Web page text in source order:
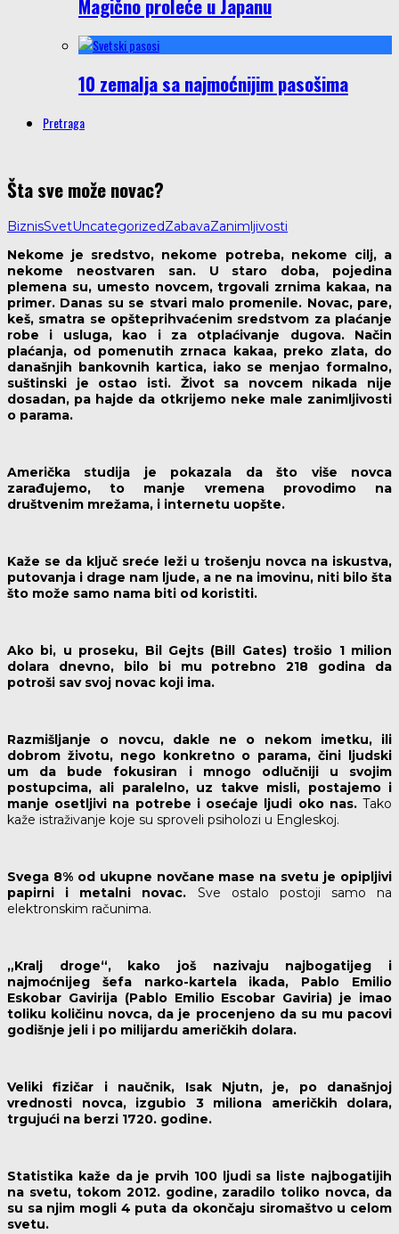
Magično proleće u Japanu
10 zemalja sa najmoćnijim pasošima
Pretraga
Šta sve može novac?
BiznisSvetUncategorizedZabavaZanimljivosti
Nekome je sredstvo, nekome potreba, nekome cilj, a
nekome neostvaren san. U staro doba, pojedina
plemena su, umesto novcem, trgovali zrnima kakaa, na
primer. Danas su se stvari malo promenile. Novac, pare,
keš, smatra se opšteprihvaćenim sredstvom za plaćanje
robe i usluga, kao i za otplaćivanje dugova. Način
plaćanja, od pomenutih zrnaca kakaa, preko zlata, do
današnjih bankovnih kartica, iako se menjao formalno,
suštinski je ostao isti. Život sa novcem nikada nije
dosadan, pa hajde da otkrijemo neke male zanimljivosti
o parama.
Američka studija je pokazala da što više novca
zarađujemo, to manje vremena provodimo na
društvenim mrežama, i internetu uopšte.
Kaže se da ključ sreće leži u trošenju novca na iskustva,
putovanja i drage nam ljude, a ne na imovinu, niti bilo šta
što može samo nama biti od koristiti.
Ako bi, u proseku, Bil Gejts (Bill Gates) trošio 1 milion
dolara dnevno, bilo bi mu potrebno 218 godina da
potroši sav svoj novac koji ima.
Razmišljanje o novcu, dakle ne o nekom imetku, ili
dobrom životu, nego konkretno o parama, čini ljudski
um da bude fokusiran i mnogo odlučniji u svojim
postupcima, ali paralelno, uz takve misli, postajemo i
manje osetljivi na potrebe i osećaje ljudi oko nas. Tako
kaže istraživanje koje su sproveli psiholozi u Engleskoj.
Svega 8% od ukupne novčane mase na svetu je opipljivi
papirni i metalni novac. Sve ostalo postoji samo na
elektronskim računima.
„Kralj droge“, kako još nazivaju najbogatijeg i
najmoćnijeg šefa narko-kartela ikada, Pablo Emilio
Eskobar Gavirija (Pablo Emilio Escobar Gaviria) je imao
toliku količinu novca, da je procenjeno da su mu pacovi
godišnje jeli i po milijardu američkih dolara.
Veliki fizičar i naučnik, Isak Njutn, je, po današnjoj
vrednosti novca, izgubio 3 miliona američkih dolara,
trgujući na berzi 1720. godine.
Statistika kaže da je prvih 100 ljudi sa liste najbogatijih
na svetu, tokom 2012. godine, zaradilo toliko novca, da
su sa njim mogli 4 puta da okončaju siromaštvo u celom
svetu.